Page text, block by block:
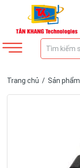
Trang chủ / Sản phẩm